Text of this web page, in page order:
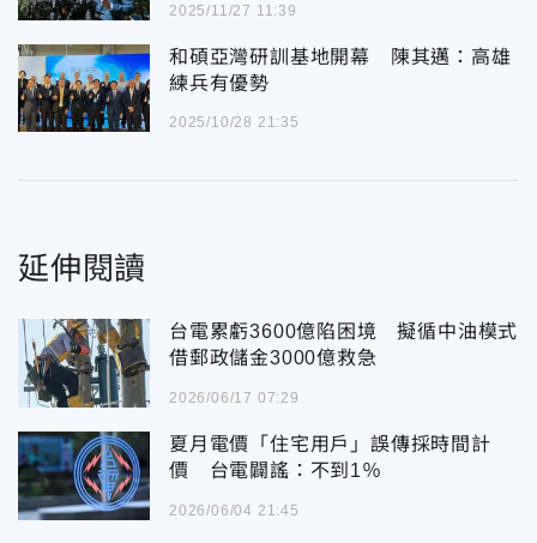
2025/11/27 11:39
和碩亞灣研訓基地開幕 陳其邁：高雄
練兵有優勢
2025/10/28 21:35
延伸閱讀
台電累虧3600億陷困境 擬循中油模式
借郵政儲金3000億救急
2026/06/17 07:29
夏月電價「住宅用戶」誤傳採時間計
價 台電闢謠：不到1％
2026/06/04 21:45